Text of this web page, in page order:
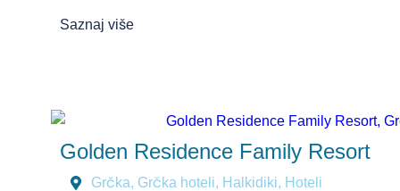
Saznaj više
Golden Residence Family Resort
Grčka, Grčka hoteli, Halkidiki, Hoteli